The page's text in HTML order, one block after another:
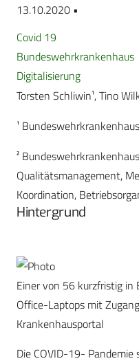
13.10.2020 •
Covid 19
Bundeswehrkrankenhaus
Digitalisierung
Torsten Schliwin¹, Tino
¹
²
Qualitätsmanagement,
Koordination,
Hintergrund
Einer von 56 kurzfristig
Office-Laptops mit
Krankenhausportal
Die COVID-19-